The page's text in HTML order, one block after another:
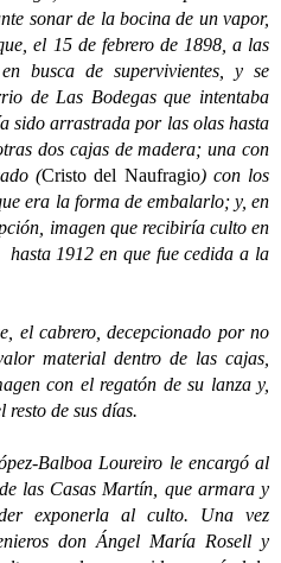
sonar de la bocina de un vapor,
el 15 de febrero de 1898, a las
busca de supervivientes, y se
de Las Bodegas que intentaba
sido arrastrada por las olas hasta
dos cajas de madera; una con
(Cristo del Naufragio) con los
era la forma de embalarlo; y, en
imagen que recibiría culto en
1912 en que fue cedida a la
decepcionado por no
material dentro de las cajas,
con el regatón de su lanza y,
resto de sus días.
Balboa Loureiro le encargó al
las Casas Martín, que armara y
exponerla al culto. Una vez
don Ángel María Rosell y